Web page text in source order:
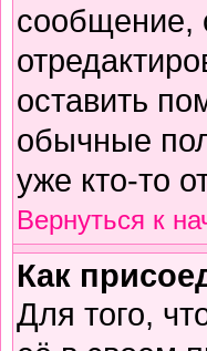
сообщение,
оставить
обычные
уже кто-то
Вернуться к
Как
Для того,